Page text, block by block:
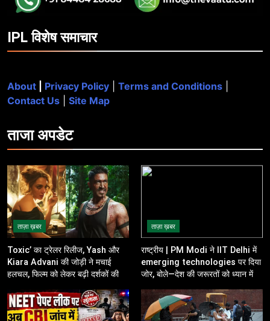
IPL विशेष समाचार
About Privacy Policy Terms and Conditions
Contact Us
Site Map
ताजाअपडेट
ताज़ा ख़बर
Toxic’ का ट्रेलर रिलीज, Yash और
Kiara Advani की जोड़ी ने मचाई
हलचल, फिल्म को लेकर बढ़ी दर्शकों की
ताज़ा ख़बर
राष्ट्रीय | PM Modi ने IIT Delhi में
emerging technologies पर दिया
जोर, बोले—देश की जरूरतों को ध्यान में